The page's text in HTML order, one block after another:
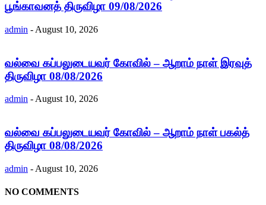
பூங்காவனத் திருவிழா 09/08/2026
admin - August 10, 2026
வல்வை கப்பலுடையவர் கோவில் – ஆறாம் நாள் இரவுத்
திருவிழா 08/08/2026
admin - August 10, 2026
வல்வை கப்பலுடையவர் கோவில் – ஆறாம் நாள் பகல்த்
திருவிழா 08/08/2026
admin - August 10, 2026
NO COMMENTS